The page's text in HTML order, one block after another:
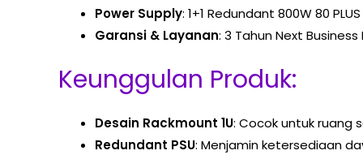
Power Supply: 1+1 Redundant 800W 80
Garansi & Layanan: 3 Tahun Next
Keunggulan Produk:
Desain Rackmount 1U: Cocok untuk ruang
Redundant PSU: Menjamin ketersediaan